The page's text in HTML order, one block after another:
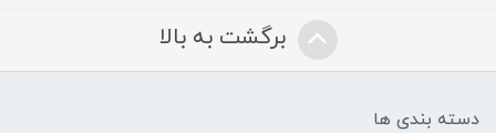
برگشت به بالا
دسته بندی ها